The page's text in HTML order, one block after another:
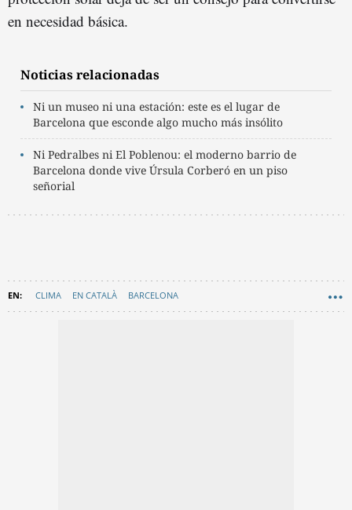
en necesidad básica.
Noticias relacionadas
Ni un museo ni una estación: este es el lugar de
Barcelona que esconde algo mucho más insólito
Ni Pedralbes ni El Poblenou: el moderno barrio de
Barcelona donde vive Úrsula Corberó en un piso
señorial
CLIMA EN CATALÀ BARCELONA